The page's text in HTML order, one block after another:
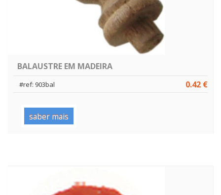
BALAUSTRE EM MADEIRA
0.42 €
#ref: 903bal
saber mais